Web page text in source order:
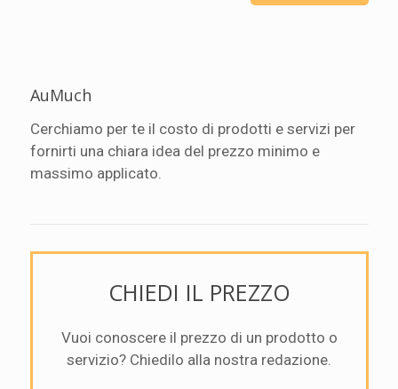
AuMuch
Cerchiamo per te il costo di prodotti e servizi per
fornirti una chiara idea del prezzo minimo e
massimo applicato.
CHIEDI IL PREZZO
Vuoi conoscere il prezzo di un prodotto o
servizio? Chiedilo alla nostra redazione.